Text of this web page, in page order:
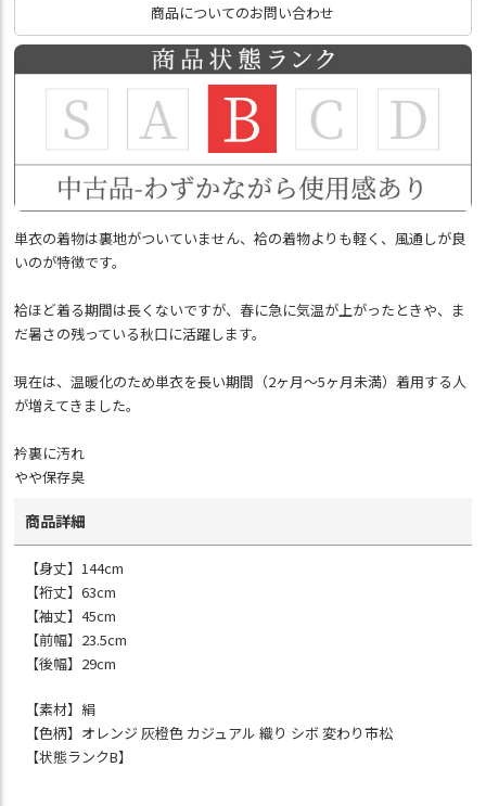
商品についてのお問い合わせ
単衣の着物は裏地がついていません、袷の着物よりも軽く、風通しが良
いのが特徴です。
袷ほど着る期間は長くないですが、春に急に気温が上がったときや、ま
だ暑さの残っている秋口に活躍します。
現在は、温暖化のため単衣を長い期間（2ヶ月～5ヶ月未満）着用する人
が増えてきました。
衿裏に汚れ
やや保存臭
商品詳細
【身丈】144cm
【裄丈】63cm
【袖丈】45cm
【前幅】23.5cm
【後幅】29cm
【素材】絹
【色柄】オレンジ 灰橙色 カジュアル 織り シボ 変わり市松
【状態ランクB】